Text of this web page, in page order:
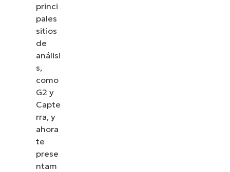
princi
pales
sitios
de
análisi
s,
como
G2 y
Capte
rra, y
ahora
te
prese
ntam